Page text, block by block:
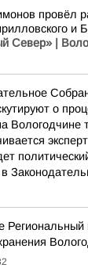
провёл
и
Север» |
о
Вологодчине